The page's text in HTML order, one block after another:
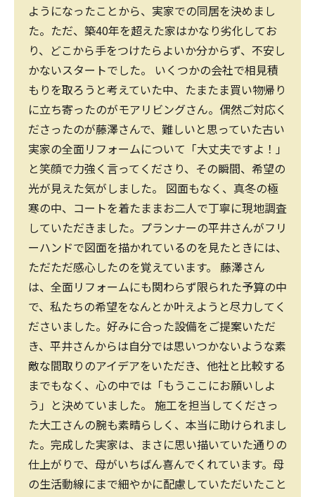
ようになったことから、実家での同居を決めまし
た。ただ、築40年を超えた家はかなり劣化してお
り、どこから手をつけたらよいか分からず、不安し
かないスタートでした。 いくつかの会社で相見積
もりを取ろうと考えていた中、たまたま買い物帰り
に立ち寄ったのがモアリビングさん。偶然ご対応く
ださったのが藤澤さんで、難しいと思っていた古い
実家の全面リフォームについて「大丈夫ですよ！」
と笑顔で力強く言ってくださり、その瞬間、希望の
光が見えた気がしました。 図面もなく、真冬の極
寒の中、コートを着たままお二人で丁寧に現地調査
していただきました。プランナーの平井さんがフリ
ーハンドで図面を描かれているのを見たときには、
ただただ感心したのを覚えています。 藤澤さん
は、全面リフォームにも関わらず限られた予算の中
で、私たちの希望をなんとか叶えようと尽力してく
ださいました。好みに合った設備をご提案いただ
き、平井さんからは自分では思いつかないような素
敵な間取りのアイデアをいただき、他社と比較する
までもなく、心の中では「もうここにお願いしよ
う」と決めていました。 施工を担当してくださっ
た大工さんの腕も素晴らしく、本当に助けられまし
た。完成した実家は、まさに思い描いていた通りの
仕上がりで、母がいちばん喜んでくれています。母
の生活動線にまで細やかに配慮していただいたこと